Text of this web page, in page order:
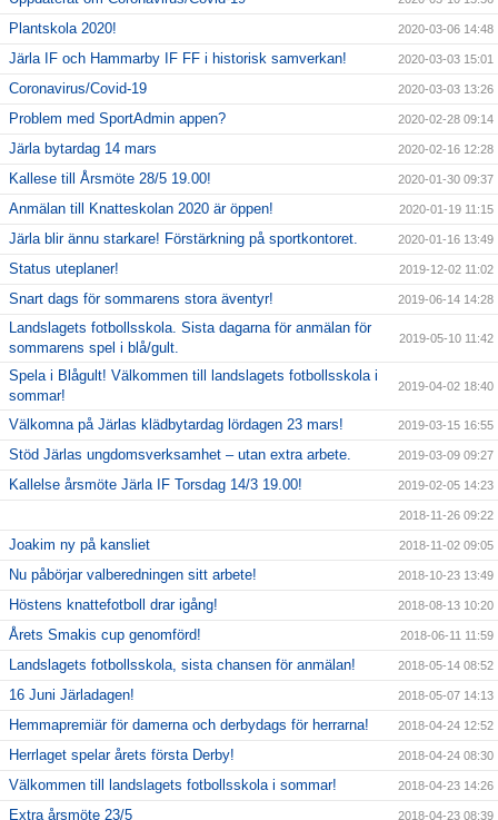
Plantskola 2020! 2020-03-06 14:48
Järla IF och Hammarby IF FF i historisk samverkan! 2020-03-03 15:01
Coronavirus/Covid-19 2020-03-03 13:26
Problem med SportAdmin appen? 2020-02-28 09:14
Järla bytardag 14 mars 2020-02-16 12:28
Kallese till Årsmöte 28/5 19.00! 2020-01-30 09:37
Anmälan till Knatteskolan 2020 är öppen! 2020-01-19 11:15
Järla blir ännu starkare! Förstärkning på sportkontoret. 2020-01-16 13:49
Status uteplaner! 2019-12-02 11:02
Snart dags för sommarens stora äventyr! 2019-06-14 14:28
Landslagets fotbollsskola. Sista dagarna för anmälan för
sommarens spel i blå/gult.
2019-05-10 11:42
Spela i Blågult! Välkommen till landslagets fotbollsskola i
sommar!
2019-04-02 18:40
Välkomna på Järlas klädbytardag lördagen 23 mars! 2019-03-15 16:55
Stöd Järlas ungdomsverksamhet – utan extra arbete. 2019-03-09 09:27
Kallelse årsmöte Järla IF Torsdag 14/3 19.00! 2019-02-05 14:23
2018-11-26 09:22
Joakim ny på kansliet 2018-11-02 09:05
Nu påbörjar valberedningen sitt arbete! 2018-10-23 13:49
Höstens knattefotboll drar igång! 2018-08-13 10:20
Årets Smakis cup genomförd! 2018-06-11 11:59
Landslagets fotbollsskola, sista chansen för anmälan! 2018-05-14 08:52
16 Juni Järladagen! 2018-05-07 14:13
Hemmapremiär för damerna och derbydags för herrarna! 2018-04-24 12:52
Herrlaget spelar årets första Derby! 2018-04-24 08:30
Välkommen till landslagets fotbollsskola i sommar! 2018-04-23 14:26
Extra årsmöte 23/5 2018-04-23 08:39